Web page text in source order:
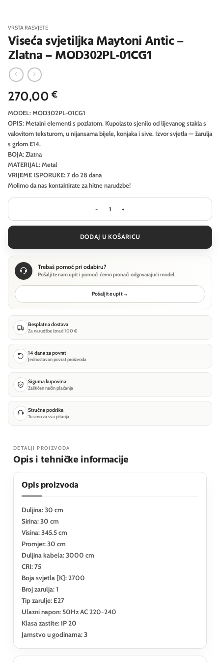
VRSTA RASVJETE
Viseća svjetiljka Maytoni Antic –
Zlatna – MOD302PL-01CG1
270,00€
MODEL: MOD302PL-01CG1
OPIS: Metalni elementi s pozlatom. Kupolasto sjenilo od lijevanog stakla s
valovitom teksturom, u nijansama bijele, konjaka i sive. Izvor svjetla — žarulja
s grlom E14.
BOJA: Zlatna
MATERIJAL: Metal
VRIJEME ISPORUKE: 7 do 28 dana
Molimo da nas kontaktirate za hitne narudzbe!
Viseća svjetiljka Maytoni Antic -
DODAJ U KOŠARICU
Trebaš pomoć pri odabiru?
Pošaljite nam upit i pomoći ćemo pronaći odgovarajući model.
Pošaljite upit→
Besplatna dostava
Za narudžbe iznad 100 €
14 dana za povrat
Jednostavan povrat proizvoda
Sigurna kupovina
Zaštićen način plaćanja
Stručna podrška
Tu smo za sva pitanja
DETALJI PROIZVODA
Opis i tehničke informacije
Opis proizvoda
Duljina: 30 cm
Sirina: 30 cm
Visina: 345.5 cm
Promjer: 30 cm
Duljina kabela: 3000 cm
CRI: 75
Boja svjetla [K]: 2700
Broj zarulja: 1
Tip zarulje: E27
Ulazni napon: 50Hz AC 220-240
Klasa zastite: IP 20
Jamstvo u godinama: 3